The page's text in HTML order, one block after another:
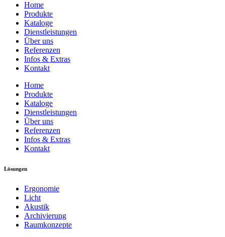
Home
Produkte
Kataloge
Dienstleistungen
Über uns
Referenzen
Infos & Extras
Kontakt
Home
Produkte
Kataloge
Dienstleistungen
Über uns
Referenzen
Infos & Extras
Kontakt
Lösungen
Ergonomie
Licht
Akustik
Archivierung
Raumkonzepte